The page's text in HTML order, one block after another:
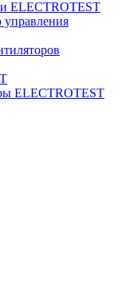
ELECTROTEST
ELECTROTEST